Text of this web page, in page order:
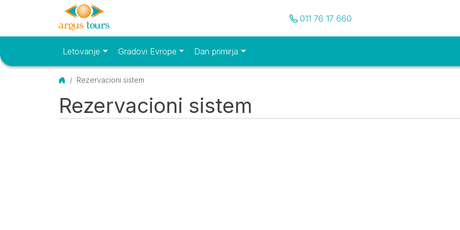
Pozovite nas
011 76 17 660
Osnovni meniLetovanje Gradovi Evrope Dan primirja
Početna
Rezervacioni sistem
Rezervacioni sistem